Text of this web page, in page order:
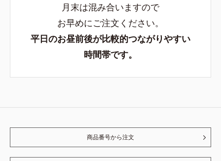
月末は混み合いますので
お早めにご注文ください。
平日のお昼前後が比較的つながりやすい
時間帯です。
商品番号から注文